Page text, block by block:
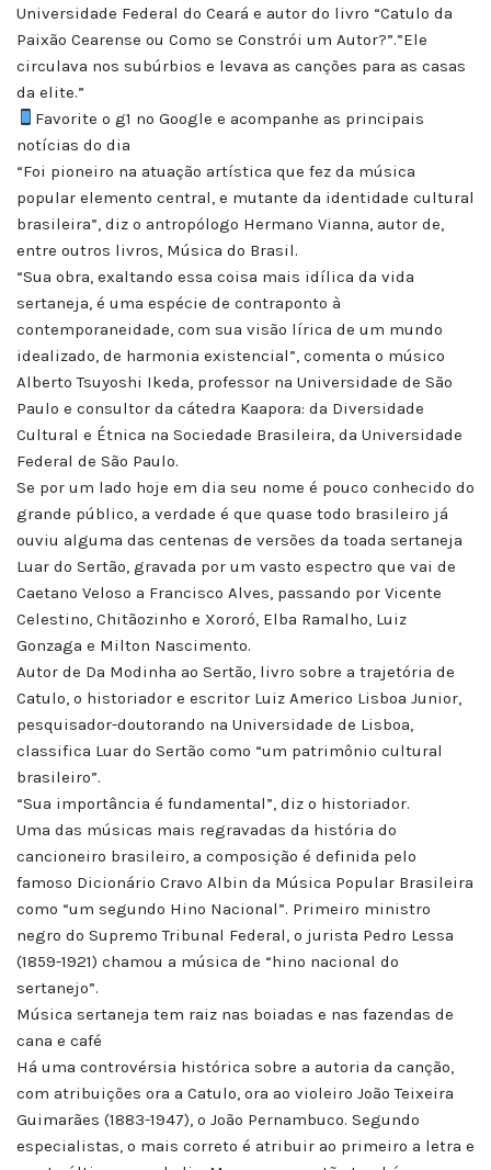
Universidade Federal do Ceará e autor do livro “Catulo da
Paixão Cearense ou Como se Constrói um Autor?”.”Ele
circulava nos subúrbios e levava as canções para as casas
da elite.”
Favorite o g1 no Google e acompanhe as principais
notícias do dia
“Foi pioneiro na atuação artística que fez da música
popular elemento central, e mutante da identidade cultural
brasileira”, diz o antropólogo Hermano Vianna, autor de,
entre outros livros, Música do Brasil.
“Sua obra, exaltando essa coisa mais idílica da vida
sertaneja, é uma espécie de contraponto à
contemporaneidade, com sua visão lírica de um mundo
idealizado, de harmonia existencial”, comenta o músico
Alberto Tsuyoshi Ikeda, professor na Universidade de São
Paulo e consultor da cátedra Kaapora: da Diversidade
Cultural e Étnica na Sociedade Brasileira, da Universidade
Federal de São Paulo.
Se por um lado hoje em dia seu nome é pouco conhecido do
grande público, a verdade é que quase todo brasileiro já
ouviu alguma das centenas de versões da toada sertaneja
Luar do Sertão, gravada por um vasto espectro que vai de
Caetano Veloso a Francisco Alves, passando por Vicente
Celestino, Chitãozinho e Xororó, Elba Ramalho, Luiz
Gonzaga e Milton Nascimento.
Autor de Da Modinha ao Sertão, livro sobre a trajetória de
Catulo, o historiador e escritor Luiz Americo Lisboa Junior,
pesquisador-doutorando na Universidade de Lisboa,
classifica Luar do Sertão como “um patrimônio cultural
brasileiro”.
“Sua importância é fundamental”, diz o historiador.
Uma das músicas mais regravadas da história do
cancioneiro brasileiro, a composição é definida pelo
famoso Dicionário Cravo Albin da Música Popular Brasileira
como “um segundo Hino Nacional”. Primeiro ministro
negro do Supremo Tribunal Federal, o jurista Pedro Lessa
(1859-1921) chamou a música de “hino nacional do
sertanejo”.
Música sertaneja tem raiz nas boiadas e nas fazendas de
cana e café
Há uma controvérsia histórica sobre a autoria da canção,
com atribuições ora a Catulo, ora ao violeiro João Teixeira
Guimarães (1883-1947), o João Pernambuco. Segundo
especialistas, o mais correto é atribuir ao primeiro a letra e